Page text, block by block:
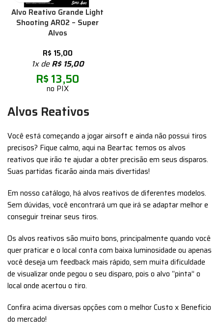
Alvo Reativo Grande Light
Shooting AR02 – Super
Alvos
R$ 15,00
1x deR$15,00
R$ 13,50
no PIX
Alvos Reativos
Você está começando a jogar airsoft e ainda não possui tiros
precisos? Fique calmo, aqui na Beartac temos os alvos
reativos que irão te ajudar a obter precisão em seus disparos.
Suas partidas ficarão ainda mais divertidas!
Em nosso catálogo, há alvos reativos de diferentes modelos.
Sem dúvidas, você encontrará um que irá se adaptar melhor e
conseguir treinar seus tiros.
Os alvos reativos são muito bons, principalmente quando você
quer praticar e o local conta com baixa luminosidade ou apenas
você deseja um feedback mais rápido, sem muita dificuldade
de visualizar onde pegou o seu disparo, pois o alvo “pinta” o
local onde acertou o tiro.
Confira acima diversas opções com o melhor Custo x Benefício
do mercado!